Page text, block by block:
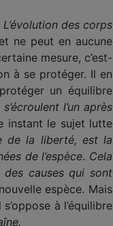
des corps
ne peut en aucune
mesure, c’est-
à se protéger. Il en
un équilibre
l’un après
instant le sujet lutte
de la liberté, est la
de l’espèce. Cela
causes qui sont
espèce. Mais
à l’équilibre